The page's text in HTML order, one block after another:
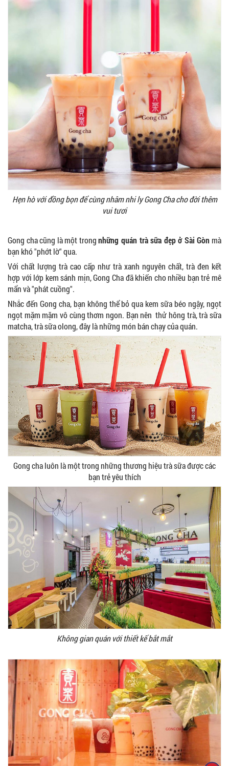
Hẹn hò với đồng bọn để cùng nhâm nhi ly Gong Cha cho đời thêm
vui tươi
Gong cha cũng là một trongnhữngquán trà sữa đẹp ở Sài Gòn mà
bạn khó "phớt lờ" qua.
Với chất lượng trà cao cấp như trà xanh nguyên chất, trà đen kết
hợp với lớp kem sánh mịn, Gong Cha đã khiến cho nhiều bạn trẻ mê
mẩn và "phát cuồng".
Nhắc đến Gong cha, bạn không thể bỏ qua kem sữa béo ngậy, ngọt
ngọt mặm mặm vô cùng thơm ngon. Bạn nên thử hông trà, trà sữa
matcha, trà sữa olong, đây là những món bán chạy của quán.
Gong cha luôn là một trong những thương hiệu trà sữa được các
bạn trẻ yêu thích
Không gian quán với thiết kế bắt mắt